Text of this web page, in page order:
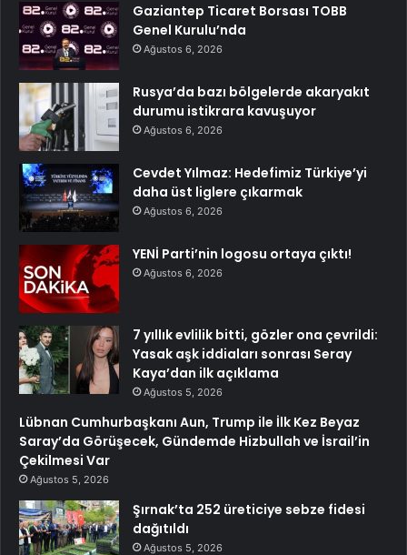
Gaziantep Ticaret Borsası TOBB
Genel Kurulu’nda
Ağustos 6, 2026
Rusya’da bazı bölgelerde akaryakıt
durumu istikrara kavuşuyor
Ağustos 6, 2026
Cevdet Yılmaz: Hedefimiz Türkiye’yi
daha üst liglere çıkarmak
Ağustos 6, 2026
YENİ Parti’nin logosu ortaya çıktı!
Ağustos 6, 2026
7 yıllık evlilik bitti, gözler ona çevrildi:
Yasak aşk iddiaları sonrası Seray
Kaya’dan ilk açıklama
Ağustos 5, 2026
Lübnan Cumhurbaşkanı Aun, Trump ile İlk Kez Beyaz
Saray’da Görüşecek, Gündemde Hizbullah ve İsrail’in
Çekilmesi Var
Ağustos 5, 2026
Şırnak’ta 252 üreticiye sebze fidesi
dağıtıldı
Ağustos 5, 2026